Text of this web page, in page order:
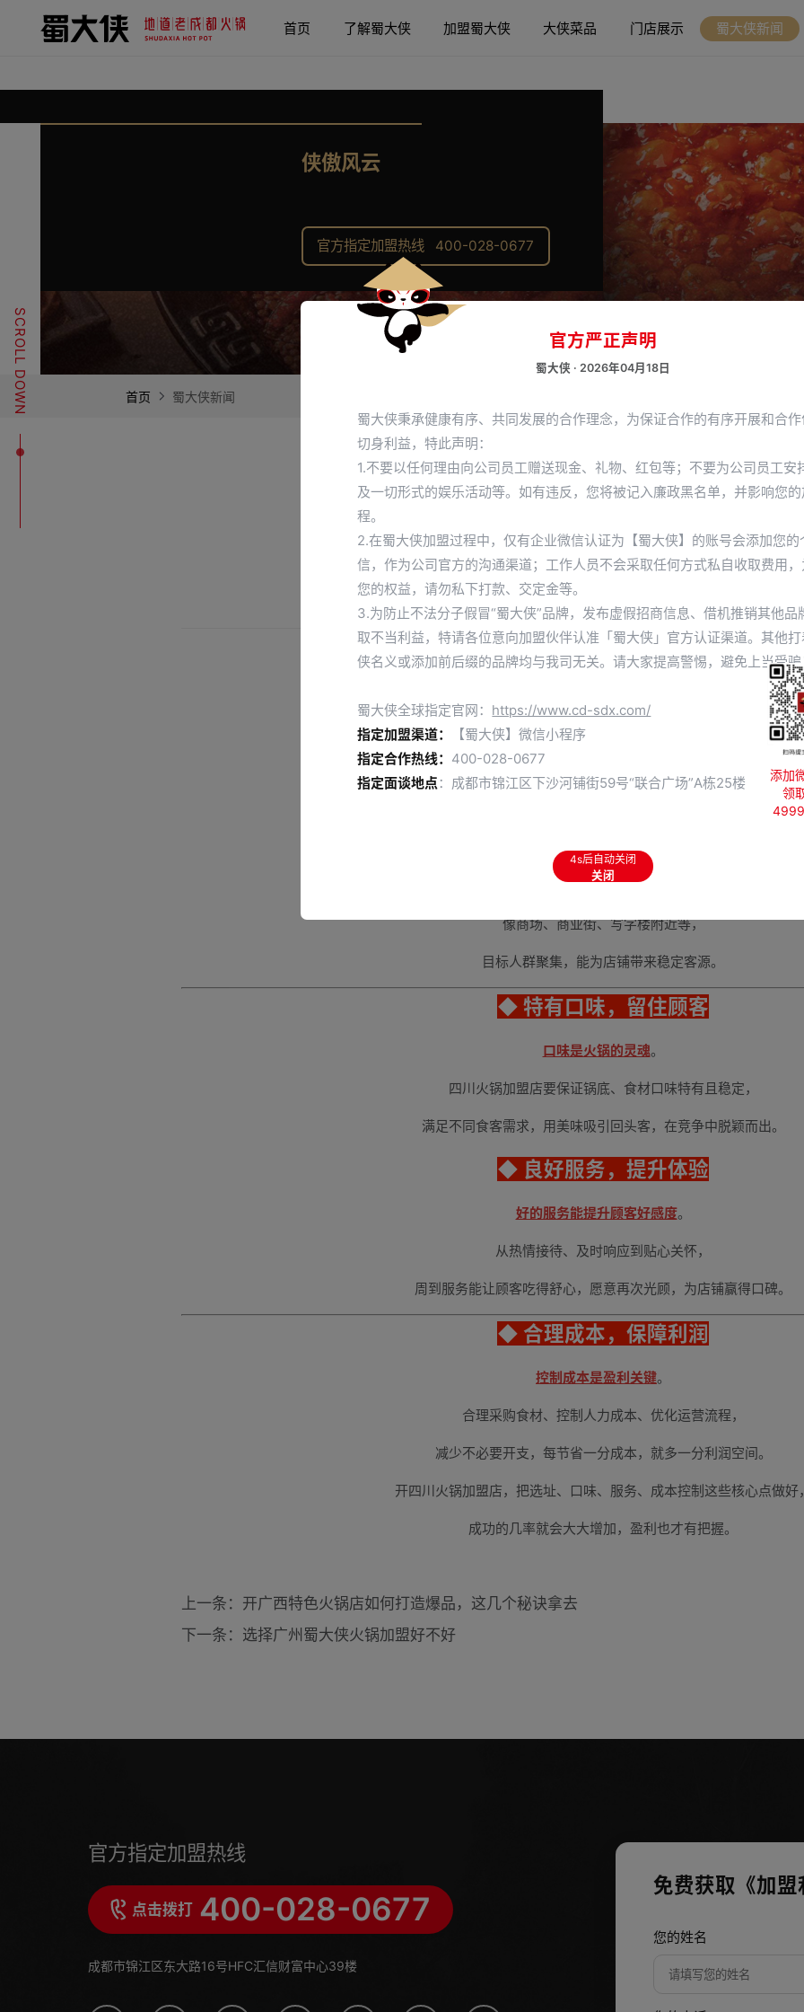
SCROLL DOWN
首页 了解蜀大侠 加盟蜀大侠 大侠菜品 门店展示 蜀大侠新闻
侠傲风云
官方指定加盟热线 400-028-0677
首页 蜀大侠新闻
开四川火锅加盟店赚钱的几个核心点，你都
发布时间：2025-02-27
但开一家赚钱的四川火锅加盟店并非易事，
掌握核心要点是成功关键。
选址直接决定客流量
要选在人流量大、交通便利的地方，
像商场、商业街、写字楼附近等，
目标人群聚集，能为店铺带来稳定客源。
◆ 特有口味，留住顾客
口味是火锅的灵魂。
四川火锅加盟店要保证锅底、食材口味特有且稳定，
满足不同食客需求，用美味吸引回头客，在竞争中脱颖而出。
◆ 良好服务，提升体验
好的服务能提升顾客好感度。
从热情接待、及时响应到贴心关怀，
周到服务能让顾客吃得舒心，愿意再次光顾，为店铺赢得口碑。
◆ 合理成本，保障利润
控制成本是盈利关键。
合理采购食材、控制人力成本、优化运营流程，
减少不必要开支，每节省一分成本，就多一分利润空间。
开四川火锅加盟店，把选址、口味、服务、成本控制这些核心点做好
成功的几率就会大大增加，盈利也才有把握。
上一条：开广西特色火锅店如何打造爆品，这几个秘诀拿去
下一条：选择广州蜀大侠火锅加盟好不好
官方指定加盟热线
点击拨打 400-028-0677
成都市锦江区东大路16号HFC汇信财富中心39楼
免费获取《加
您的姓名
官方严正声明
蜀大侠 · 2026年04月18日
蜀大侠秉承健康有序、共同发展的合作理念，为保证合作的有序开展和合
切身利益，特此声明：
1.不要以任何理由向公司员工赠送现金、礼物、红包等；不要为公司员工安
及一切形式的娱乐活动等。如有违反，您将被记入廉政黑名单，并影响您
程。
2.在蜀大侠加盟过程中，仅有企业微信认证为【蜀大侠】的账号会添加您的
信，作为公司官方的沟通渠道；工作人员不会采取任何方式私自收取费用
您的权益，请勿私下打款、交定金等。
3.为防止不法分子假冒“蜀大侠”品牌，发布虚假招商信息、借机推销其他品
取不当利益，特请各位意向加盟伙伴认准「蜀大侠」官方认证渠道。其他
侠名义或添加前后缀的品牌均与我司无关。请大家提高警惕，避免上当受
蜀大侠全球指定官网： https://www.cd-sdx.com/
指定加盟渠道：
【蜀大侠】微信小程序
指定合作热线： 400-028-0677
指定面谈地点：成都市锦江区下沙河铺街59号“联合广场”A栋25楼
添加
领
3s后自动关闭
关闭